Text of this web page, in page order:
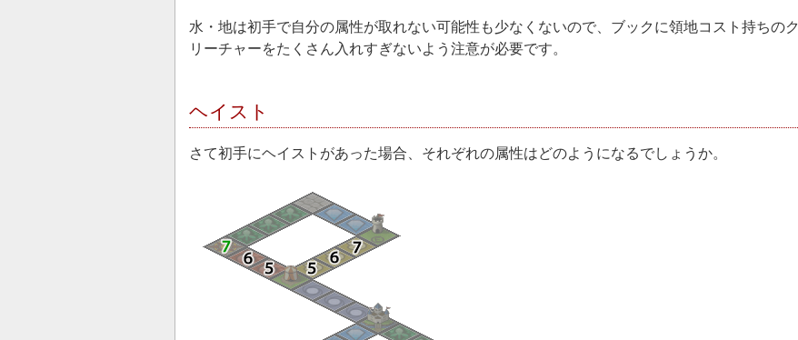
水・地は初手で自分の属性が取れない可能性も少なくないので、ブックに領地コスト持ちのク
リーチャーをたくさん入れすぎないよう注意が必要です。
ヘイスト
さて初手にヘイストがあった場合、それぞれの属性はどのようになるでしょうか。